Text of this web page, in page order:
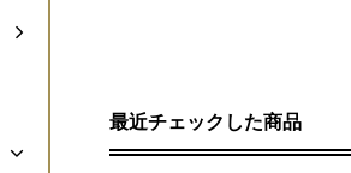
最近チェックした商品